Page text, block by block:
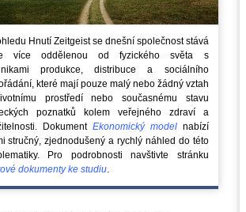
Hnutí Zeitgeist se dnešní společnost stává
více oddělenou od fyzického světa s
produkce, distribuce a sociálního
které mají pouze malý nebo žádný vztah
prostředí nebo současnému stavu
poznatků kolem veřejného zdraví a
Dokument Ekonomický modelnabízí
stručný, zjednodušený a rychlý náhled do této
Pro podrobnosti navštivte stránku
dokumenty ke studiu.